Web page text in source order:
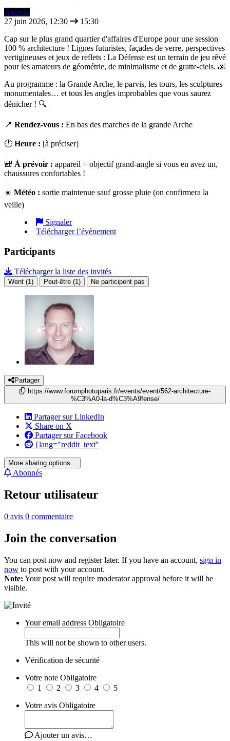
Agenda
27 juin 2026, 12:30
15:30
Cap sur le plus grand quartier d'affaires d'Europe pour une session
100 % architecture ! Lignes futuristes, façades de verre, perspectives
vertigineuses et jeux de reflets : La Défense est un terrain de jeu rêvé
pour les amateurs de géométrie, de minimalisme et de gratte-ciels. 🌆
Au programme : la Grande Arche, le parvis, les tours, les sculptures
monumentales… et tous les angles improbables que vous saurez
dénicher ! 🔍
📍 Rendez-vous : En bas des marches de la grande Arche
🕐 Heure : [à préciser]
🎒 À prévoir : appareil + objectif grand-angle si vous en avez un,
chaussures confortables !
☀️ Météo : sortie maintenue sauf grosse pluie (on confirmera la
veille)
Signaler
Télécharger l’évènement
Participants
Télécharger la liste des invités
Went (1) Peut-être (1) Ne participent pas
Partager
https://www.forumphotoparis.fr/events/event/562-architecture-
%C3%A0-la-d%C3%A9fense/
Partager sur LinkedIn
Share on X
Partager sur Facebook
{lang="reddit_text"
More sharing options...
Abonnés
Retour utilisateur
0 avis 0 commentaire
Join the conversation
You can post now and register later. If you have an account, sign in
now to post with your account.
Note: Your post will require moderator approval before it will be
visible.
Your email address Obligatoire
This will not be shown to other users.
Vérification de sécurité
Votre note Obligatoire
1
2 3 4
5
Votre avis Obligatoire
Ajouter un avis…